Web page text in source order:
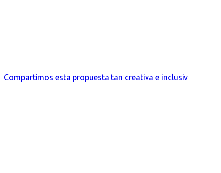
Compartimos esta propuesta tan creativa e inclusiv